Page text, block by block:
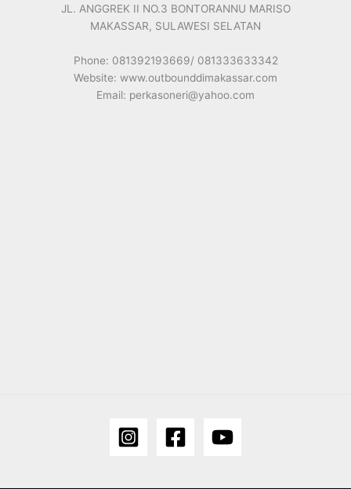
JL. ANGGREK II NO.3 BONTORANNU MARISO
MAKASSAR, SULAWESI SELATAN
Phone: 081392193669/ 081333633342
Website: www.outbounddimakassar.com
Email: perkasoneri@yahoo.com